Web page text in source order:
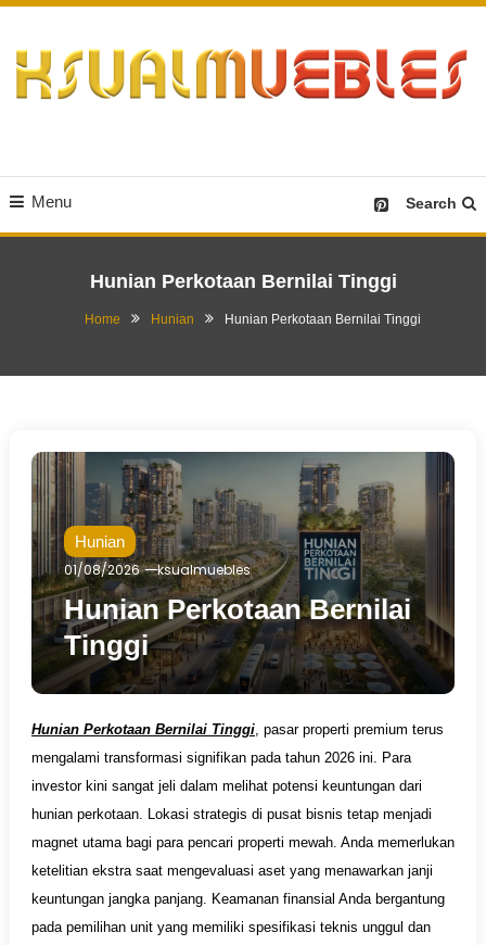
Content
Menu Search
Hunian Perkotaan Bernilai Tinggi
Home Hunian Hunian Perkotaan Bernilai Tinggi
Hunian
01/08/2026
ksualmuebles
Hunian Perkotaan Bernilai
Tinggi
Hunian Perkotaan Bernilai Tinggi, pasar properti premium terus
mengalami transformasi signifikan pada tahun 2026 ini. Para
investor kini sangat jeli dalam melihat potensi keuntungan dari
hunian perkotaan. Lokasi strategis di pusat bisnis tetap menjadi
magnet utama bagi para pencari properti mewah. Anda memerlukan
ketelitian ekstra saat mengevaluasi aset yang menawarkan janji
keuntungan jangka panjang. Keamanan finansial Anda bergantung
pada pemilihan unit yang memiliki spesifikasi teknis unggul dan